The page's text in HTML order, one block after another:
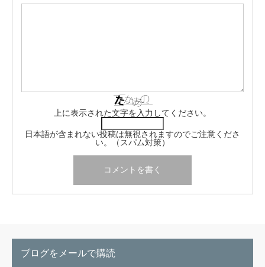
上に表示された文字を入力してください。
日本語が含まれない投稿は無視されますのでご注意くださ
い。（スパム対策）
ブログをメールで購読